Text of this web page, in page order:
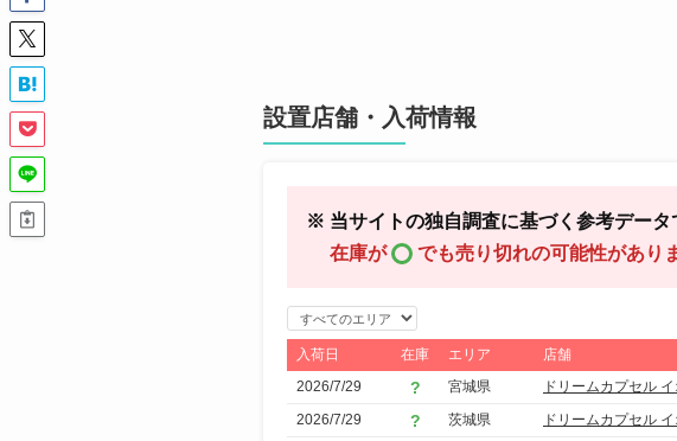
設置店舗・入荷情報
※ 当サイトの独自調査に基づく参考データ
在庫が
でも売り切れの可能性があり
エ
リ
ア
入荷日 在庫 エリア
店舗
2026/7/29
宮城県
ドリームカプセル
2026/7/29
茨城県
ドリームカプセル